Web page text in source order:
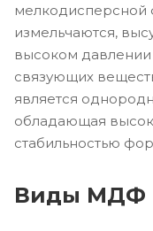
мелкодисперсной
измельчаются,
высоком
связующих
является
обладающая
стабильностью
Виды МДФ